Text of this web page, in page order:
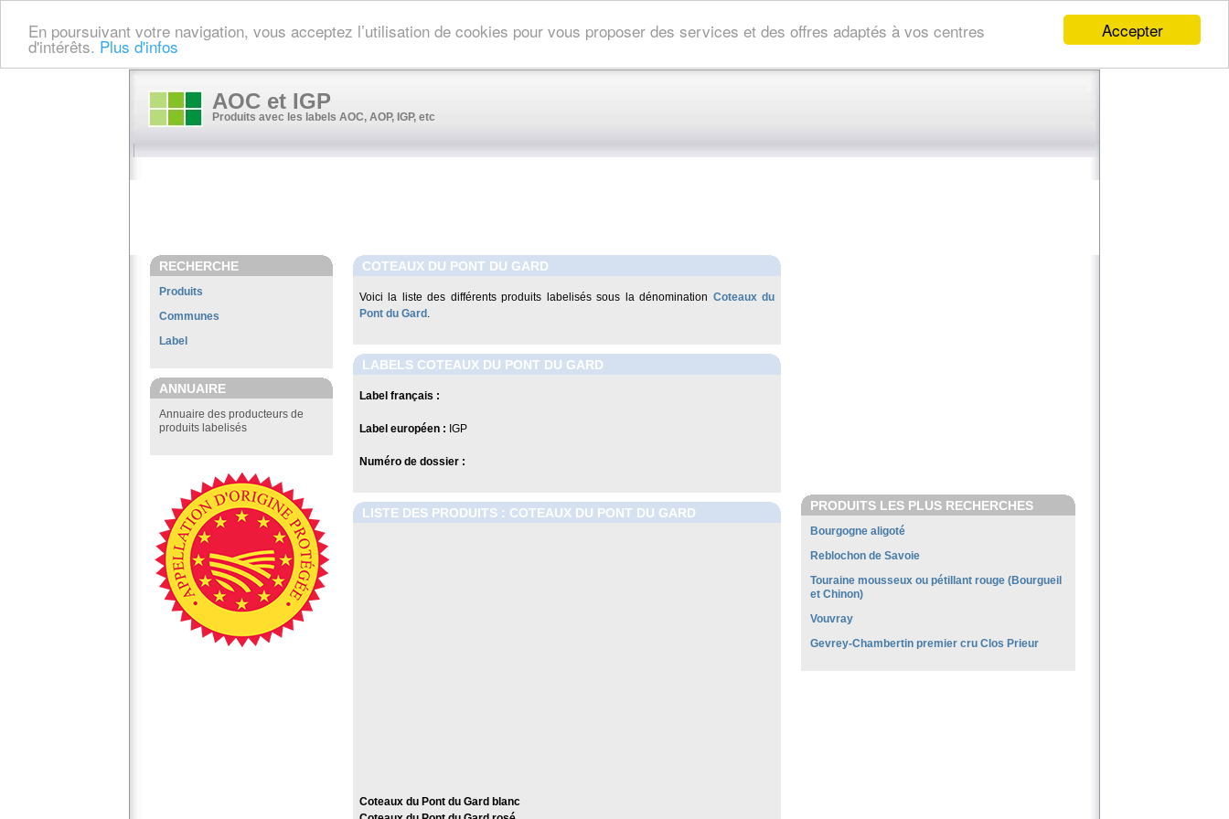
Accepter
En poursuivant votre navigation, vous acceptez l’utilisation de cookies pour vous proposer des services et des offres adaptés à vos centres
d'intérêts. Plus d'infos
AOC et IGP
Produits avec les labels AOC, AOP, IGP, etc
RECHERCHE
Produits
Communes
Label
ANNUAIRE
Annuaire des producteurs de
produits labelisés
COTEAUX DU PONT DU GARD
Voici la liste des différents produits labelisés sous la dénomination Coteaux du
Pont du Gard .
LABELS COTEAUX DU PONT DU GARD
Label français :
Label européen : IGP
Numéro de dossier :
LISTE DES PRODUITS : COTEAUX DU PONT DU GARD
Coteaux du Pont du Gard blanc
PRODUITS LES PLUS RECHERCHES
Bourgogne aligoté
Reblochon de Savoie
Touraine mousseux ou pétillant rouge (Bourgueil
et Chinon)
Vouvray
Gevrey-Chambertin premier cru Clos Prieur